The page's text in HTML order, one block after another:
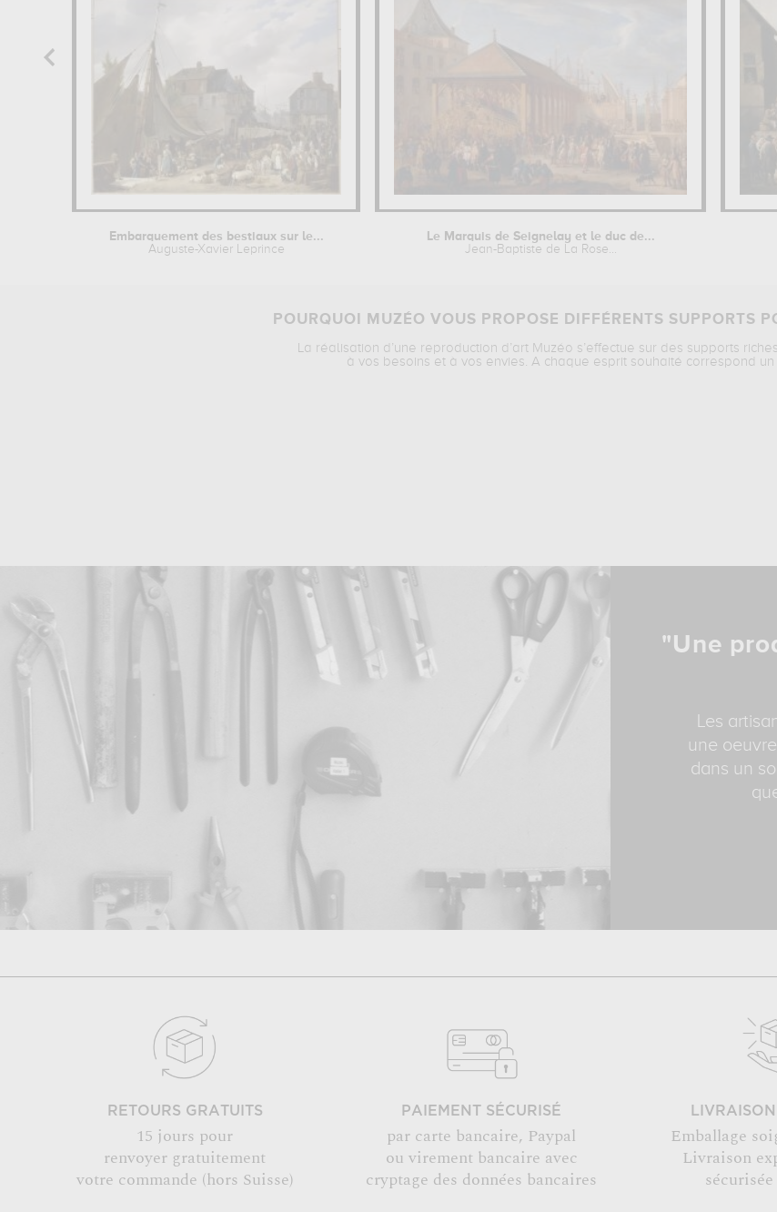
Embarquement des bestiaux sur le...
Auguste-Xavier Leprince
Le Marquis de Seignelay et le duc de...
Jean-Baptiste de La Rose...
POURQUOI MUZÉO VOUS PROPOSE DIFFÉRENTS SUPPORTS
La réalisation d’une reproduction d’art Muzéo s’effectue sur des supports
à vos besoins et à vos envies. A chaque esprit souhaité correspond
"Une
Les
une
dans un
RETOURS GRATUITS
15 jours pour
renvoyer gratuitement
votre commande (hors Suisse)
PAIEMENT SÉCURISÉ
par carte bancaire, Paypal
ou virement bancaire avec
cryptage des données bancaires
Emballage
Livraison